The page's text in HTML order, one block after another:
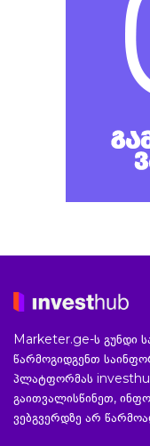
Marketer.ge-ს გუნდი
წარმოგიდგენთ
პლატფორმას
გაითვალისწინეთ,
ვებგვერდზე არ